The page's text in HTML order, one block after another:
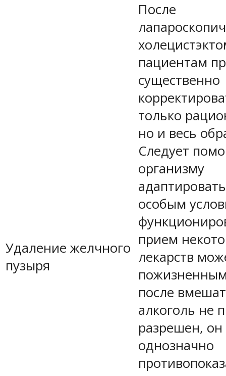
Удаление желчного
пузыря
После
пациентам
существенно
только
но и весь
Следует
организму
особым
прием
лекарств
после
алкоголь не
разрешен, он
однозначно